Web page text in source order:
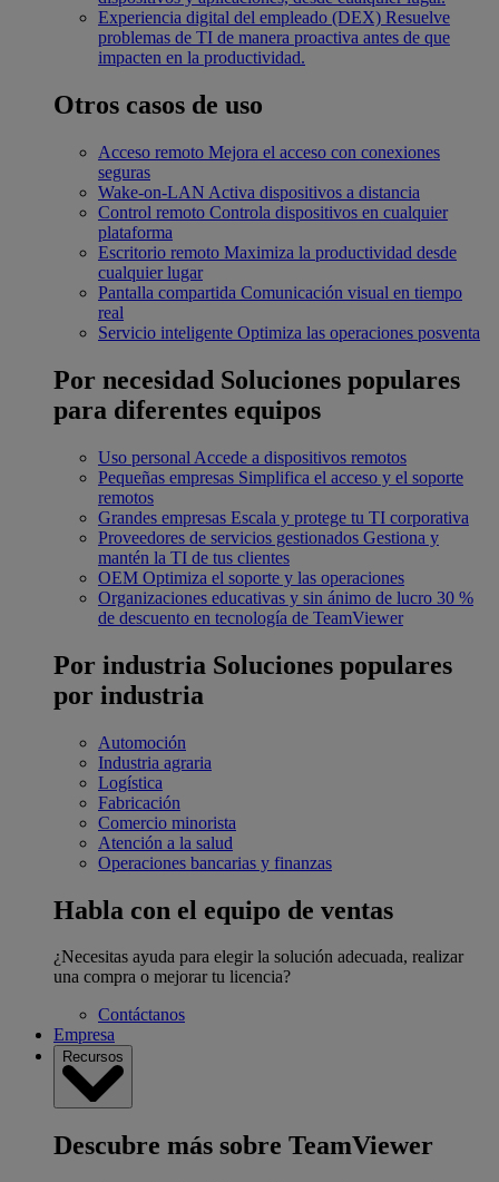
Experiencia digital del empleado (DEX) Resuelve
problemas de TI de manera proactiva antes de que
impacten en la productividad.
Otros casos de uso
Acceso remoto Mejora el acceso con conexiones
seguras
Wake-on-LAN Activa dispositivos a distancia
Control remoto Controla dispositivos en cualquier
plataforma
Escritorio remoto Maximiza la productividad desde
cualquier lugar
Pantalla compartida Comunicación visual en tiempo
real
Servicio inteligente Optimiza las operaciones posventa
Por necesidad Soluciones populares
para diferentes equipos
Uso personal Accede a dispositivos remotos
Pequeñas empresas Simplifica el acceso y el soporte
remotos
Grandes empresas Escala y protege tu TI corporativa
Proveedores de servicios gestionados Gestiona y
mantén la TI de tus clientes
OEM Optimiza el soporte y las operaciones
Organizaciones educativas y sin ánimo de lucro 30 %
de descuento en tecnología de TeamViewer
Por industria Soluciones populares
por industria
Automoción
Industria agraria
Logística
Fabricación
Comercio minorista
Atención a la salud
Operaciones bancarias y finanzas
Habla con el equipo de ventas
¿Necesitas ayuda para elegir la solución adecuada, realizar
una compra o mejorar tu licencia?
Contáctanos
Empresa
Recursos
Descubre más sobre TeamViewer